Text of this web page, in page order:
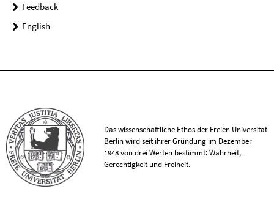
Feedback
English
Das wissenschaftliche Ethos der Freien Universität
Berlin wird seit ihrer Gründung im Dezember
1948 von drei Werten bestimmt: Wahrheit,
Gerechtigkeit und Freiheit.